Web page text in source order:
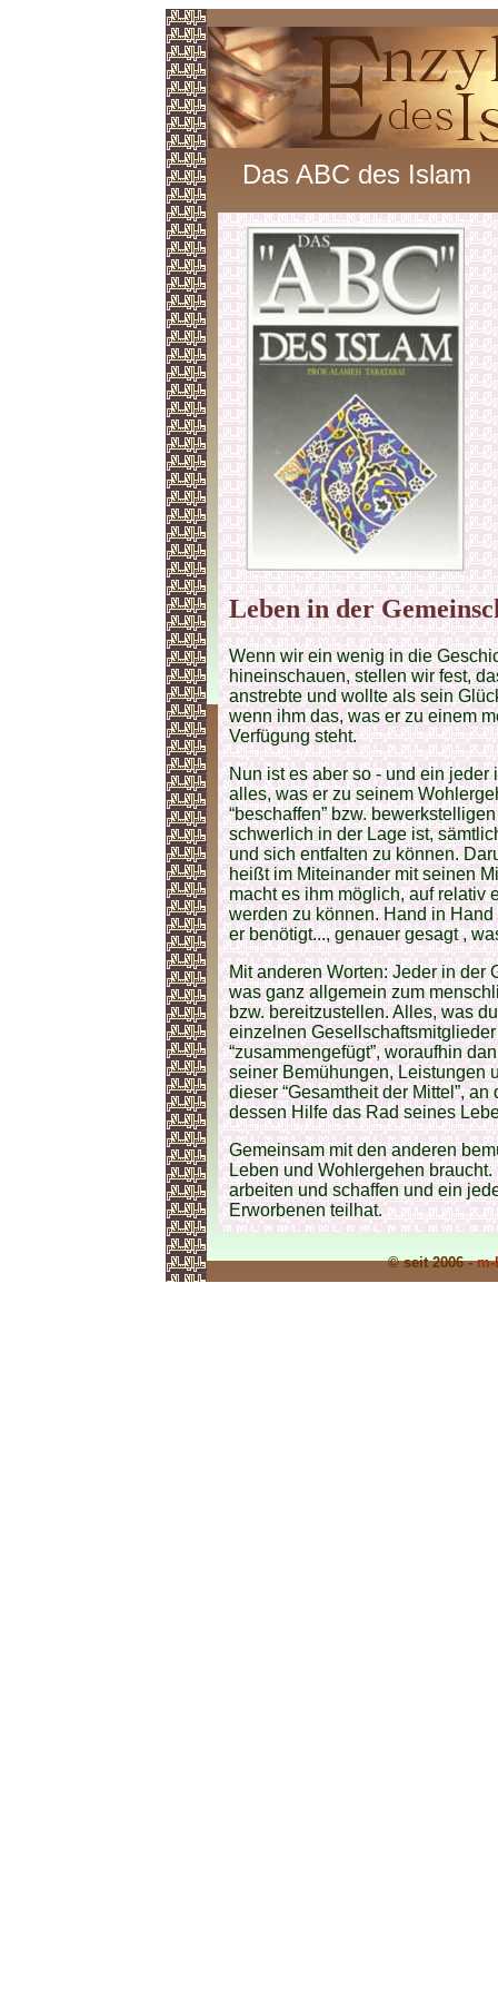
Das ABC des Islam
Leben in der
Wenn wir ein wenig in die
hineinschauen, stellen wir fest,
anstrebte und wollte als sein
wenn ihm das, was er zu einem
Verfügung steht.
Nun ist es aber so - und ein
alles, was er zu seinem
“beschaffen” bzw.
schwerlich in der Lage ist,
und sich entfalten zu können.
heißt im Miteinander mit seinen
macht es ihm möglich, auf relativ
werden zu können. Hand in
er benötigt..., genauer gesagt ,
Mit anderen Worten: Jeder in der
was ganz allgemein zum
bzw. bereitzustellen. Alles, was
einzelnen
“zusammengefügt”, woraufhin
seiner Bemühungen, Leistungen
dieser “Gesamtheit der Mittel”,
dessen Hilfe das Rad seines
Gemeinsam mit den anderen
Leben und Wohlergehen
arbeiten und schaffen und ein
Erworbenen teilhat.
© seit 2006 -m-